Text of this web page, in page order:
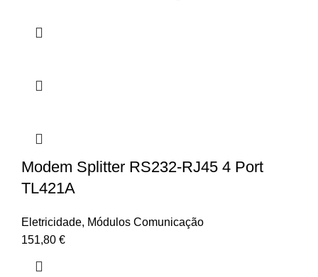
Modem Splitter RS232-RJ45 4 Port
TL421A
Eletricidade, Módulos Comunicação
151,80 €